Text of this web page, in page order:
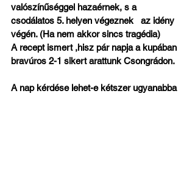
valószínűséggel hazaérnek, s a
csodálatos 5. helyen végeznek   az idény
végén. (Ha nem akkor sincs tragédia)
A recept ismert ,hisz pár napja a kupában
bravúros 2-1 sikert arattunk Csongrádon.
A nap kérdése lehet-e kétszer ugyanabba